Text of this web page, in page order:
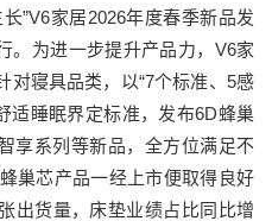
”V6家居2026年度春季新品发
。为进一步提升产品力，V6家
对寝具品类，以“7个标准、5感
适睡眠界定标准，发布6D蜂巢
享系列等新品，全方位满足不
巢芯产品一经上市便取得良好
出货量，床垫业绩占比同比增